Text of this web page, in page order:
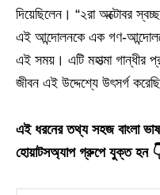
দিয়েছিলেন। “২রা অক্টোবর
এই আন্দোলনকে এক গণ-
এই সময়। এটি মহাত্মা গান্ধীর
জীবন এই উদ্দেশ্যে উৎসর্গ
এই ধরনের তথ্য সহজ বাংলা
হোয়াটসঅ্যাপ গ্রুপে যুক্ত হন